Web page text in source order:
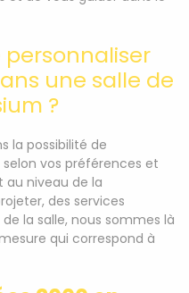
personnaliser
une salle de
?
la possibilité de
vos préférences et
au niveau de la
des services
la salle, nous sommes là
qui correspond à